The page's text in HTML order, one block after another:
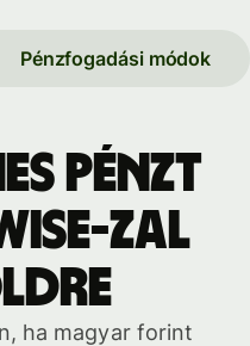
Pénzfogadási módok
pénzt
zal
ha magyar forint